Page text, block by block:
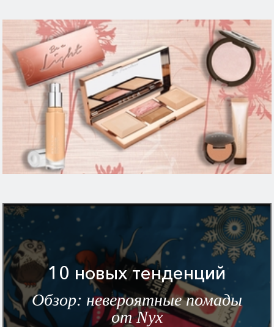
10 новых тенденций
Обзор: невероятные помады
от Nyx